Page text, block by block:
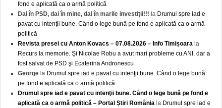
fond e aplicată ca o armă politică
Dai în PSD, dai în mine, dai în marile investiții!!! la Drumul spre iad e
pavat cu intenţii bune. Când o lege bună pe fond e aplicată ca o armă
politică
Revista presei cu Anton Kovacs – 07.08.2026 – Info Timișoara la
Recurs la memorie. Şi Nicolae Robu a avut mari probleme cu ANI, dar a
fost salvat de PSD şi Ecaterina Andronescu
George la Drumul spre iad e pavat cu intenţii bune. Când o lege bună
pe fond e aplicată ca o armă politică
Drumul spre iad e pavat cu intenţii bune. Când o lege bună pe fond e
aplicată ca o armă politică – Portal Știri România la Drumul spre iad e